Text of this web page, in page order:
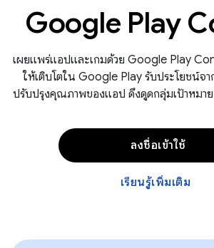
Google Play
เผยแพร่แอปและเกมด้วย Google Play
ให้เติบโตใน Google Play รับประโยชน์จา
ปรับปรุงคุณภาพของแอป ดึงดูดกลุ่มเป้าหมาย
ลงชื่อเข้าใช้
เรียนรู้เพิ่มเติม